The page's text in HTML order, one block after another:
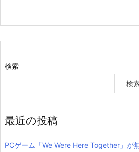
検索
検
最近の投稿
PCゲーム「We Were Here Together」が